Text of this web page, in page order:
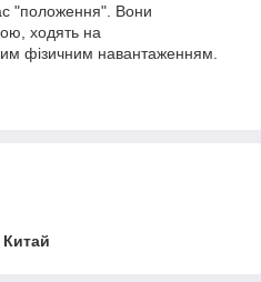
"положення". Вони
ходять на
фізичним навантаженням.
Китай